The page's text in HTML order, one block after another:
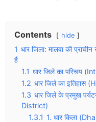
Contents hide
1 धार जिला: मालवा की
है
1.1 धार जिले का परिचय
1.2 धार जिले का
1.3 धार जिले के प्रमुख
District)
1.3.1 1. धार किला